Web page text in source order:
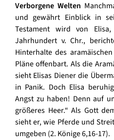
Verborgene Welten
und gewährt Einblick in
Testament wird von
Jahrhundert v. Chr.,
Hinterhalte des
Pläne offenbart. Als die
sieht Elisas Diener die
in Panik. Doch Elisa
Angst zu haben! Denn auf
größeres Heer.“ Als Gott
sieht er, wie Pferde und
umgeben (2. Könige 6,16-17).